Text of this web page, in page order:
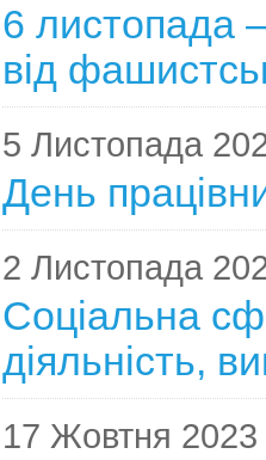
6 листопада
від
5 Листопада
День
2 Листопада
Соціальна
діяльність,
17 Жовтня 2023